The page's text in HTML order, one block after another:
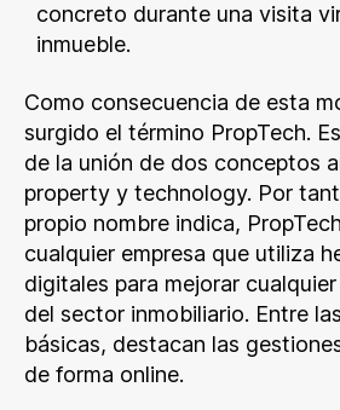
concreto durante una visita
inmueble.
Como consecuencia de esta
surgido el término PropTech.
de la unión de dos conceptos
property y technology. Por
propio nombre indica,
cualquier empresa que utiliza
digitales para mejorar
del sector inmobiliario. Entre
básicas, destacan las
de forma online.